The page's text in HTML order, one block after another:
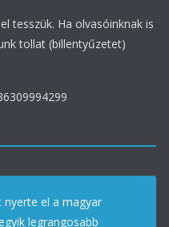
tesszük. Ha olvasóinknak is
tollat (billentyűzetet)
nyerte el a magyar
legrangosabb